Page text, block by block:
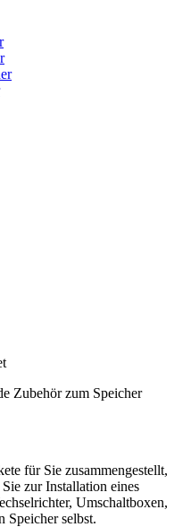
Zubehör zum Speicher
für Sie zusammengestellt,
zur Installation eines
Umschaltboxen,
Speicher selbst.